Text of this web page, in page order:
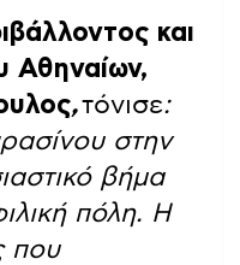
και
Αθηναίων,
,τόνισε:
στην
βήμα
πόλη. Η
που